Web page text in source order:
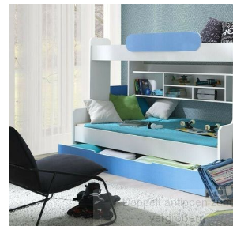
Doppelt antippen zum
vergrößern